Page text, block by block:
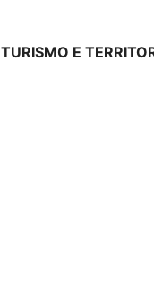
TURISMO E